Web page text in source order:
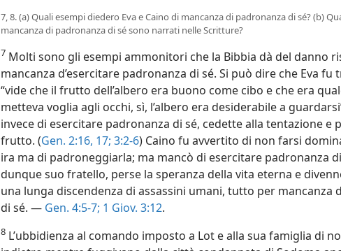
7, 8. (a) Quali esempi diedero Eva e Caino di mancanza di padronanza di sé? (b)
mancanza di padronanza di sé sono narrati nelle Scritture?
7 Molti sono gli esempi ammonitori che la Bibbia dà del danno
mancanza d’esercitare padronanza di sé. Si può dire che Eva fu
“vide che il frutto dell’albero era buono come cibo e che era
metteva voglia agli occhi, sì, l’albero era desiderabile a
invece di esercitare padronanza di sé, cedette alla tentazione e
frutto. (Gen. 2:16, 17; 3:2-6) Caino fu avvertito di non farsi
ira ma di padroneggiarla; ma mancò di esercitare padronanza
dunque suo fratello, perse la speranza della vita eterna e
una lunga discendenza di assassini umani, tutto per mancanza
di sé. — Gen. 4:5-7; 1 Giov. 3:12.
8 L’ubbidienza al comando imposto a Lot e alla sua famiglia di